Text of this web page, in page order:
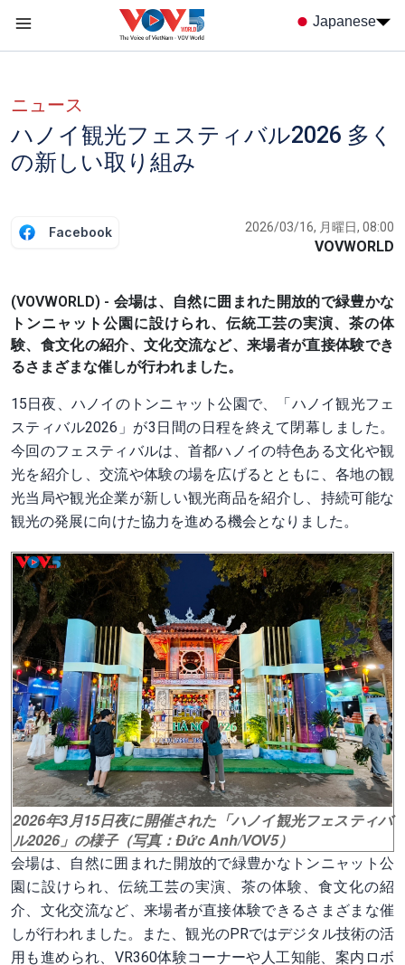
Japanese
ニュース
ハノイ観光フェスティバル2026 多く
の新しい取り組み
Facebook 2026/03/16, 月曜日, 08:00
VOVWORLD
(VOVWORLD) - 会場は、自然に囲まれた開放的で緑豊かな
トンニャット公園に設けられ、伝統工芸の実演、茶の体
験、食文化の紹介、文化交流など、来場者が直接体験でき
るさまざまな催しが行われました。
15日夜、ハノイのトンニャット公園で、「ハノイ観光フェ
スティバル2026」が3日間の日程を終えて閉幕しました。
今回のフェスティバルは、首都ハノイの特色ある文化や観
光を紹介し、交流や体験の場を広げるとともに、各地の観
光当局や観光企業が新しい観光商品を紹介し、持続可能な
観光の発展に向けた協力を進める機会となりました。
2026年3月15日夜に開催された「ハノイ観光フェスティバ
ル2026」の様子（写真：Đức Anh/VOV5）
会場は、自然に囲まれた開放的で緑豊かなトンニャット公
園に設けられ、伝統工芸の実演、茶の体験、食文化の紹
介、文化交流など、来場者が直接体験できるさまざまな催
しが行われました。また、観光のPRではデジタル技術の活
用も進められ、VR360体験コーナーや人工知能、案内ロボ